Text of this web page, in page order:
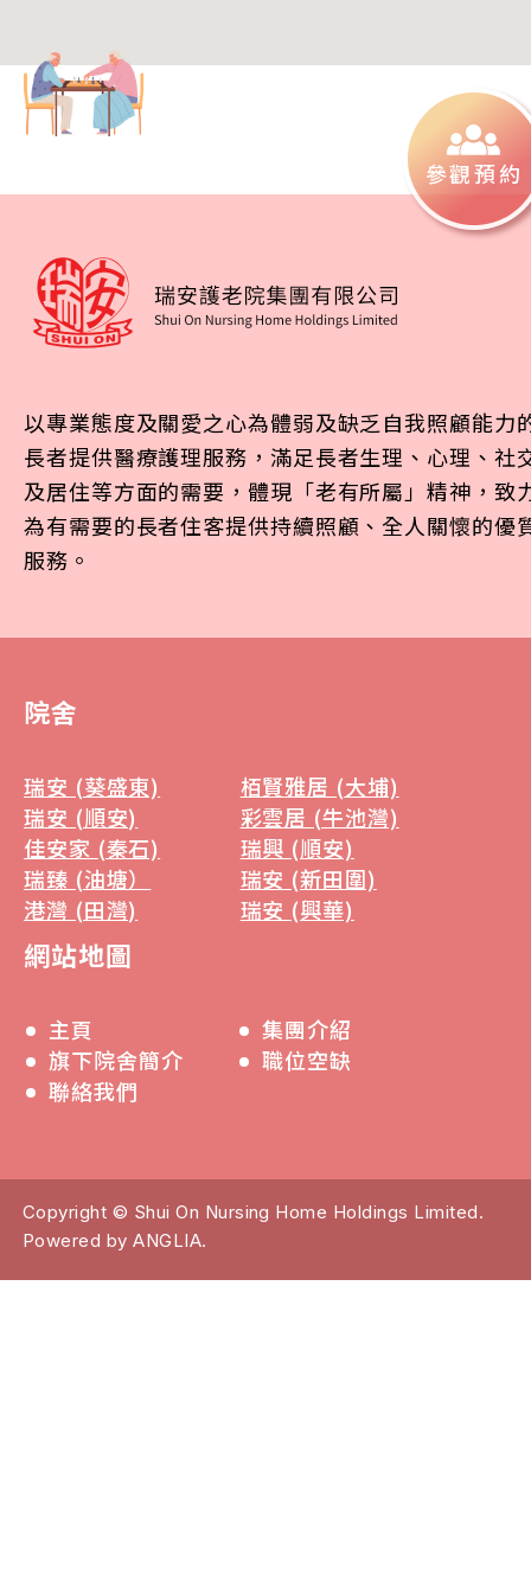
參觀預約
以專業態度及關愛之心為體弱及缺乏自我照顧能力
長者提供醫療護理服務，滿足長者生理、心理、社
及居住等方面的需要，體現「老有所屬」精神，致
為有需要的長者住客提供持續照顧、全人關懷的優
服務。
院舍
瑞安 (葵盛東)
栢賢雅居 (大埔)
瑞安 (順安)
彩雲居 (牛池灣)
佳安家 (秦石)
瑞興 (順安)
瑞臻 (油塘）
瑞安 (新田圍)
港灣 (田灣)
瑞安 (興華)
網站地圖
主頁
集團介紹
旗下院舍簡介
職位空缺
聯絡我們
Copyright © Shui On Nursing Home Holdings Limited.
Powered byANGLIA.